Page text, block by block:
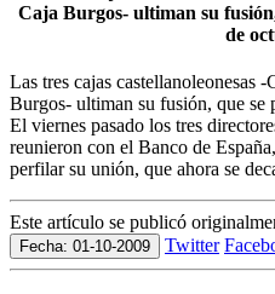
Caja Burgos- ultiman su
de
Las tres cajas castellanoleonesas
Burgos- ultiman su fusión, que se
El viernes pasado los tres
reunieron con el Banco de
perfilar su unión, que ahora se
Este artículo se publicó
Fecha: 01-10-2009 Twitter